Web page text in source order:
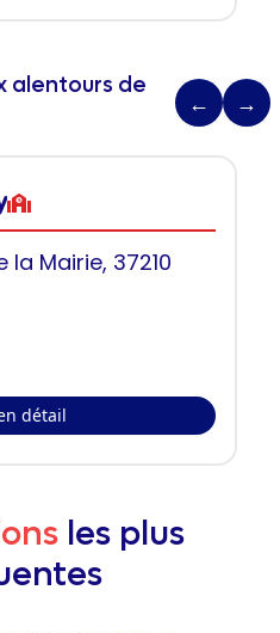
alentours de
← →
la Mairie, 37210
détail
les plus